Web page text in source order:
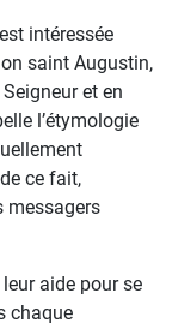
intéressée
saint Augustin,
et en
l’étymologie
ce fait,
messagers
aide pour se
chaque